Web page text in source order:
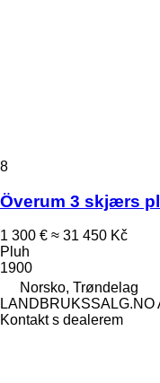
8
Överum 3 skjærs
1 300 € ≈ 31 450 Kč
Pluh
1900
Norsko, Trøndelag
LANDBRUKSSALG.NO
Kontakt s dealerem